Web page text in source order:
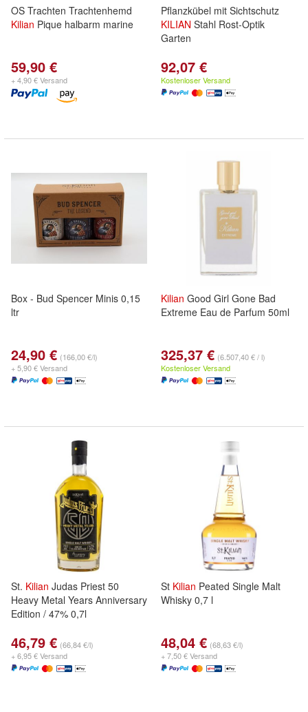
OS Trachten Trachtenhemd
Kilian Pique halbarm marine
59,90 €
+ 4,90 € Versand
Pflanzkübel mit Sichtschutz
KILIAN Stahl Rost-Optik
Garten
92,07 €
Kostenloser Versand
Box - Bud Spencer Minis 0,15
ltr
24,90 € (166,00 €/l)
+ 5,90 € Versand
Kilian Good Girl Gone Bad
Extreme Eau de Parfum 50ml
325,37 € (6.507,40 € / l)
Kostenloser Versand
St. Kilian Judas Priest 50
Heavy Metal Years Anniversary
Edition / 47% 0,7l
46,79 € (66,84 €/l)
+ 6,95 € Versand
St Kilian Peated Single Malt
Whisky 0,7 l
48,04 € (68,63 €/l)
+ 7,50 € Versand